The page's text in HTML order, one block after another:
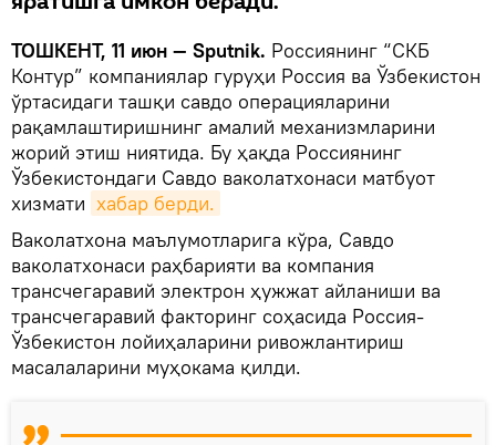
ТОШКЕНТ, 11 июн — Sputnik. Россиянинг “СКБ
Контур” компаниялар гуруҳи Россия ва Ўзбекистон
ўртасидаги ташқи савдо операцияларини
рақамлаштиришнинг амалий механизмларини
жорий этиш ниятида. Бу ҳақда Россиянинг
Ўзбекистондаги Савдо ваколатхонаси матбуот
хизмати хабар берди.
Ваколатхона маълумотларига кўра, Савдо
ваколатхонаси раҳбарияти ва компания
трансчегаравий электрон ҳужжат айланиши ва
трансчегаравий факторинг соҳасида Россия-
Ўзбекистон лойиҳаларини ривожлантириш
масалаларини муҳокама қилди.